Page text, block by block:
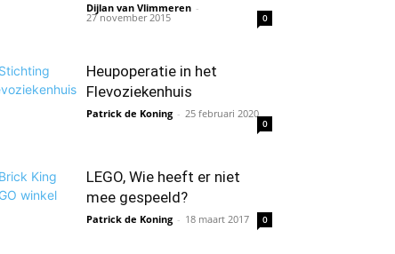
Dijlan van Vlimmeren -
27 november 2015 0
Heupoperatie in het
Flevoziekenhuis
Patrick de Koning - 25 februari 2020
0
LEGO, Wie heeft er niet
mee gespeeld?
Patrick de Koning - 18 maart 2017 0